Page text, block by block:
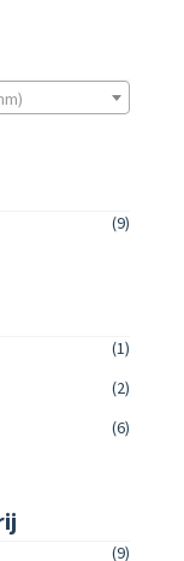
(9)
(1)
(2)
(6)
(9)